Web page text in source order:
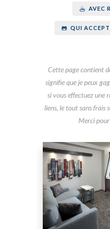
AVEC
QUI
Cette page contient
signifie que je peux
si vous effectuez une
liens, le tout sans frais
Merci